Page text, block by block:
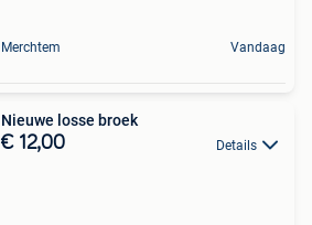
Merchtem Vandaag
Nieuwe losse broek
€ 12,00 Details